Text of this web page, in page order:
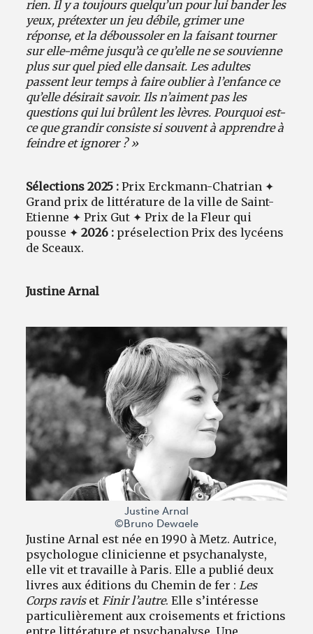
rien. Il y a toujours quelqu’un pour lui bander les
yeux, prétexter un jeu débile, grimer une
réponse, et la déboussoler en la faisant tourner
sur elle-même jusqu’à ce qu’elle ne se souvienne
plus sur quel pied elle dansait. Les adultes
passent leur temps à faire oublier à l’enfance ce
qu’elle désirait savoir. Ils n’aiment pas les
questions qui lui brûlent les lèvres. Pourquoi est-
ce que grandir consiste si souvent à apprendre à
feindre et ignorer ? »
Sélections 2025 : Prix Erckmann-Chatrian ✦
Grand prix de littérature de la ville de Saint-
Etienne ✦ Prix Gut ✦ Prix de la Fleur qui
pousse ✦2026 : préselection Prix des lycéens
de Sceaux.
Justine Arnal
Justine Arnal
©Bruno Dewaele
Justine Arnal est née en 1990 à Metz. Autrice,
psychologue clinicienne et psychanalyste,
elle vit et travaille à Paris. Elle a publié deux
livres aux éditions du Chemin de fer : Les
Corps raviset Finir l’autre. Elle s’intéresse
particulièrement aux croisements et frictions
entre littérature et psychanalyse. Une